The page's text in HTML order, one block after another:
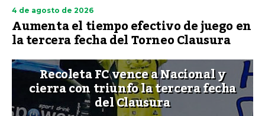
4 de agosto de 2026
Aumenta el tiempo efectivo de juego en
la tercera fecha del Torneo Clausura
Recoleta FC vence a Nacional y
cierra con triunfo la tercera fecha
del Clausura